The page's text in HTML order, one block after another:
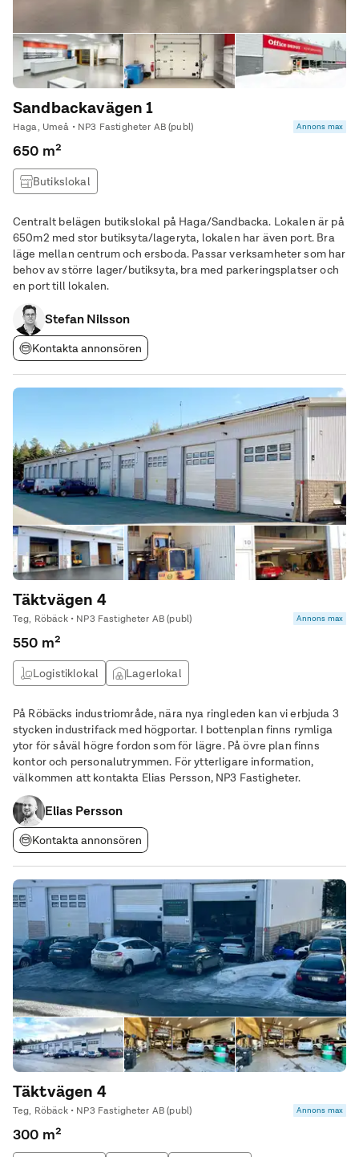
Sandbackavägen 1
Haga, Umeå • NP3 Fastigheter AB (publ) Annons max
650 m²
Butikslokal
Centralt belägen butikslokal på Haga/Sandbacka. Lokalen är på
650m2 med stor butiksyta/lageryta, lokalen har även port. Bra
läge mellan centrum och ersboda. Passar verksamheter som har
behov av större lager/butiksyta, bra med parkeringsplatser och
en port till lokalen.
Stefan Nilsson
Kontakta annonsören
Täktvägen 4
Teg, Röbäck • NP3 Fastigheter AB (publ) Annons max
550 m²
Logistiklokal Lagerlokal
På Röbäcks industriområde, nära nya ringleden kan vi erbjuda 3
stycken industrifack med högportar. I bottenplan finns rymliga
ytor för såväl högre fordon som för lägre. På övre plan finns
kontor och personalutrymmen. För ytterligare information,
välkommen att kontakta Elias Persson, NP3 Fastigheter.
Elias Persson
Kontakta annonsören
Täktvägen 4
Teg, Röbäck • NP3 Fastigheter AB (publ) Annons max
300 m²